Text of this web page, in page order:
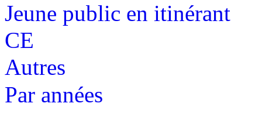
Jeune public en itinérant
CE
Autres
Par années